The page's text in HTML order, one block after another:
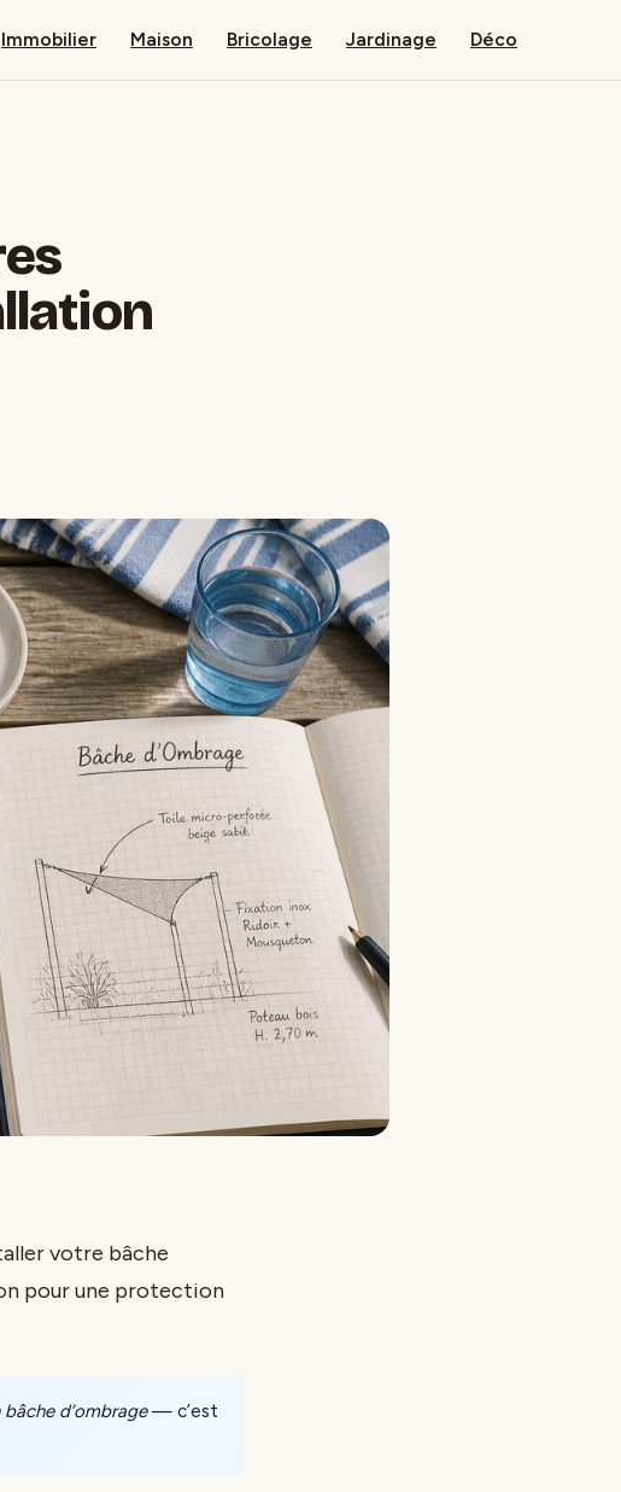
Immobilier Maison Bricolage Jardinage Déco
votre bâche
pour une protection
d’ombrage— c’est